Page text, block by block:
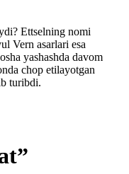
Ettselning nomi
Vern asarlari esa
yashashda davom
chop etilayotgan
turibdi.